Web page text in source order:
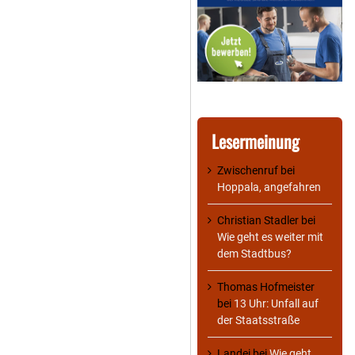
Lesermeinung
Zwischenruf bei
Hoppala, angefahren
Christian Stadler bei
Wie geht es weiter mit
dem Stadtbus?
Thomas Hofmeister
bei 13 Uhr: Unfall auf
der Staatsstraße